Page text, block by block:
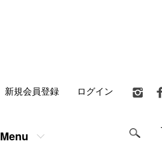
Menu
新規会員登録 ログイン